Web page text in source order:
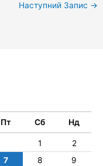
Наступний Запис →
Пт Сб Нд
1
2
7 8
9